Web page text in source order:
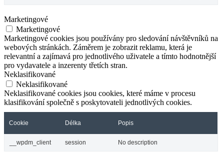
Marketingové
Marketingové
Marketingové cookies jsou používány pro sledování návštěvníků na
webových stránkách. Záměrem je zobrazit reklamu, která je
relevantní a zajímavá pro jednotlivého uživatele a tímto hodnotnější
pro vydavatele a inzerenty třetích stran.
Neklasifikované
Neklasifikované
Neklasifikované cookies jsou cookies, které máme v procesu
klasifikování společně s poskytovateli jednotlivých cookies.
Cookie Délka Popis
__wpdm_client session No description